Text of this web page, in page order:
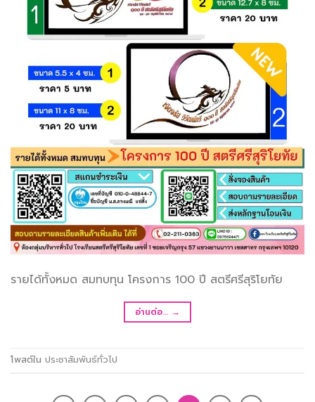
รายได้ทั้งหมด สมทบทุน โครงการ 100 ปี สตรีศรีสุริโยทัย
อ่านต่อ… →
โพสต์ใน ประชาสัมพันธ์ทั่วไป